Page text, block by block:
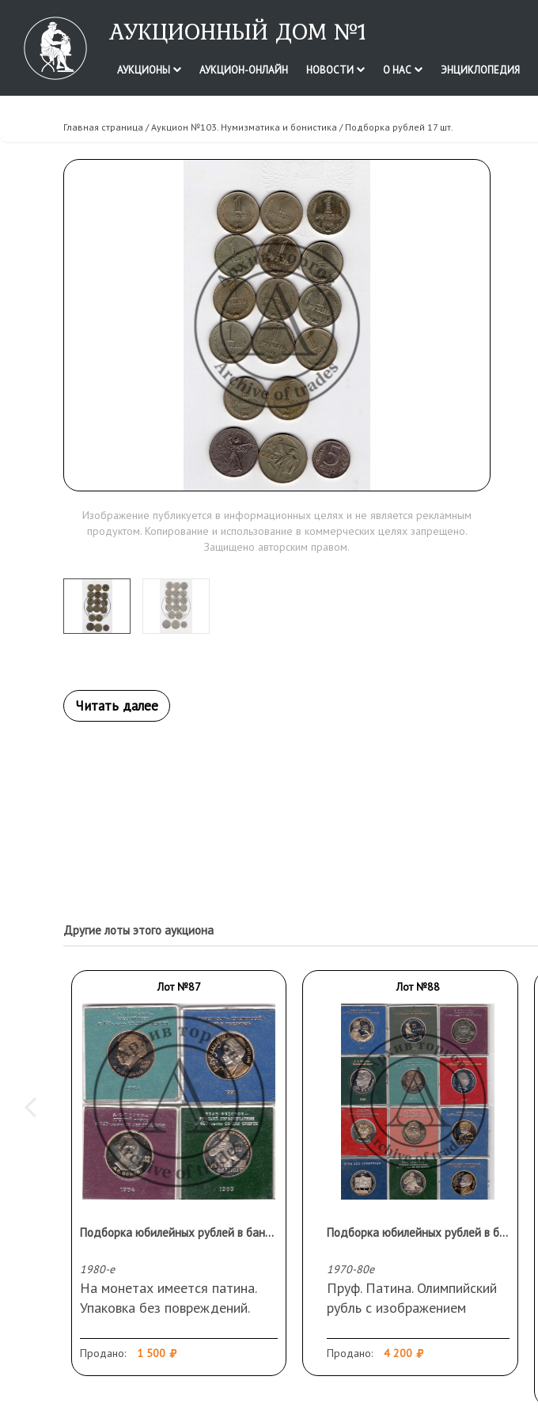
АУКЦИОННЫЙ ДОМ №1
АУКЦИОНЫ АУКЦИОН-ОНЛАЙН НОВОСТИ О НАС ЭНЦИКЛОПЕДИЯ
Главная страница /Аукцион №103. Нумизматика и бонистика / Подборка рублей 17 шт.
Изображение публикуется в информационных целях и не является рекламным
продуктом. Копирование и использование в коммерческих целях запрещено.
Защищено авторским правом.
Другие лоты этого аукциона
Лот №87
Подборка юбилейных рублей в банковской упаковке 4 шт.
1980-е
На монетах имеется патина.
Упаковка без повреждений.
Продано: 1 500
Лот №88
Подборка юбилейных рублей в банковской упаковке 12 шт.
1970-80е
Пруф. Патина. Олимпийский
рубль с изображением
Долгорукому нечастый.
Продано: 4 200